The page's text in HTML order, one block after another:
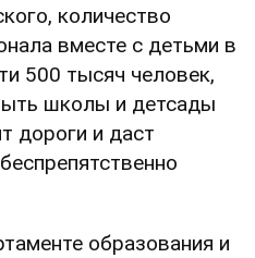
количество
вместе с детьми в
500 тысяч человек,
школы и детсады
дороги и даст
образования и